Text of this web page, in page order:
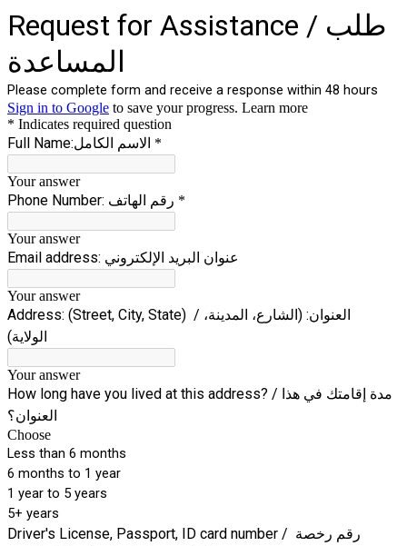
Request for Assistance / طلب
المساعدة
Please complete form and receive a response within 48 hours
Sign in to Google to save your progress. Learn more
* Indicates required question
Full Name:الاسم الكامل *
Your answer
Phone Number: رقم الهاتف *
Your answer
Email address: عنوان البريد الإلكتروني
Your answer
Address: (Street, City, State) / العنوان: (الشارع، المدينة،
Your answer
How long have you lived at this address? / مدة إقامتك في هذا
العنوان؟
Choose
Less than 6 months
6 months to 1 year
1 year to 5 years
5+ years
Driver's License, Passport, ID card number / رقم رخصة